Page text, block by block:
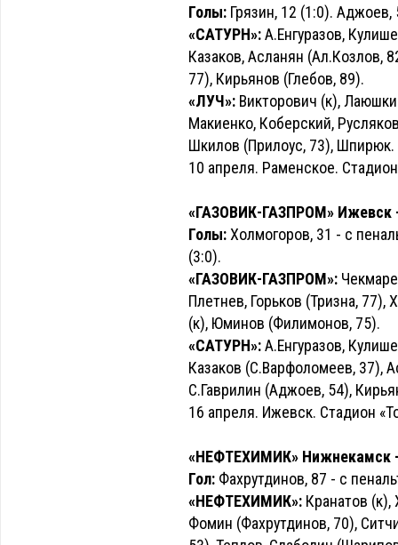
Голы: Грязин, 12 (1:0). Аджоев,
«САТУРН»:А.Енгуразов,
Казаков, Асланян (Ал.Козлов,
77), Кирьянов (Глебов, 89).
«ЛУЧ»: Викторович (к),
Макиенко, Коберский,
Шкилов (Прилоус, 73), Шпирюк.
10 апреля. Раменское.
«ГАЗОВИК-ГАЗПРОМ» Ижевск
Голы:Холмогоров, 31 - с
(3:0).
«ГАЗОВИК-ГАЗПРОМ»:
Плетнев, Горьков (Тризна,
(к), Юминов (Филимонов, 75).
«САТУРН»:А.Енгуразов,
Казаков (С.Варфоломеев, 37),
С.Гаврилин (Аджоев, 54),
16 апреля. Ижевск. Стадион
«НЕФТЕХИМИК» Нижнекамск
Гол: Фахрутдинов, 87 - с
«НЕФТЕХИМИК»: Кранатов (к),
Фомин (Фахрутдинов, 70),